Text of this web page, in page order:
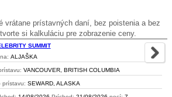
vrátane prístavných daní, bez poistenia a bez
si kalkuláciu pre zobrazenie ceny.
SUMMIT
ALJAŠKA
VANCOUVER, BRITISH COLUMBIA
prístavu: SEWARD, ALASKA